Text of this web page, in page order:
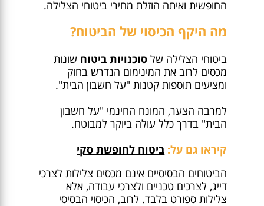
החופשית ואיתה הוזלת מחירי ביטוחי הצלילה.
מה היקף הכיסוי של הביטוח?
ביטוחי הצלילה של סוכנויות ביטוח שונות
מכסים לרוב את המינימום הנדרש בחוק
ומציעים תוספות קטנות "על חשבון הבית".
למרבה הצער, המונח החינמי "על חשבון
הבית" בדרך כלל עולה ביוקר למבוטח.
קיראו גם על: ביטוח לחופשת סקי
הביטוחים הבסיסיים אינם מכסים צלילות לצרכי
דייג, לצרכים טכניים ולצרכי עבודה, אלא
צלילות ספורט בלבד. לרוב, הכיסוי הבסיסי